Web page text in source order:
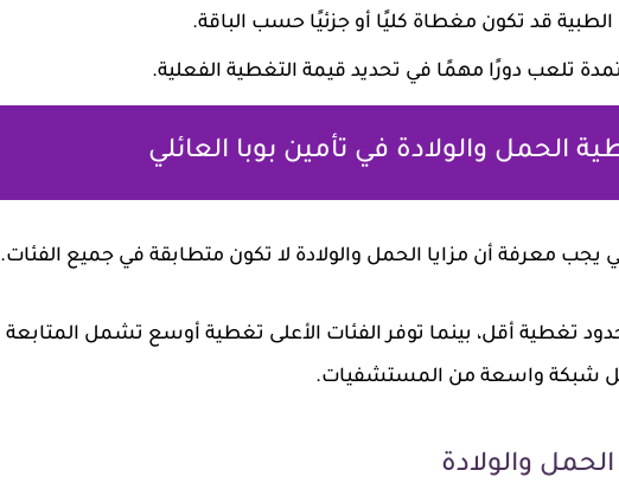
قد تكون مغطاة كليًا أو جزئيًا حسب الباقة.
تلعب دورًا مهمًا في تحديد قيمة التغطية الفعلية.
الحمل والولادة في تأمين بوبا العائلي
يجب معرفة أن مزايا الحمل والولادة لا تكون متطابقة في جميع الفئات.
تغطية أقل، بينما توفر الفئات الأعلى تغطية أوسع تشمل المتابعة
شبكة واسعة من المستشفيات.
والولادة